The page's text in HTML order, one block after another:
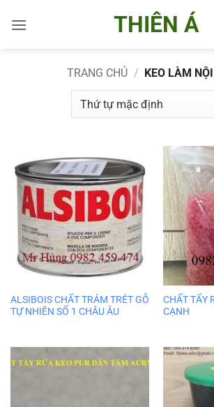
qua
THIÊN Á
TRANG CHỦ / KEO LÀM
ALSIBOIS CHẤT TRÁM TRÉT GỖ
TỰ NHIÊN SỐ 1 CHÂU ÂU
CHẤT TẨY
CẠNH